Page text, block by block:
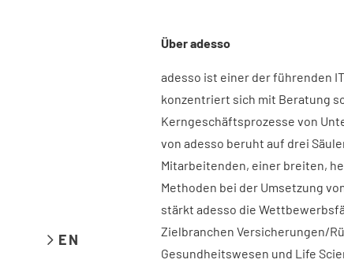
EN
Über adesso
adesso ist einer der führenden
konzentriert sich mit Beratung
Kerngeschäftsprozesse von
von adesso beruht auf drei
Mitarbeitenden, einer breiten,
Methoden bei der Umsetzung
stärkt adesso die
Zielbranchen Versicherungen/
Gesundheitswesen und Life